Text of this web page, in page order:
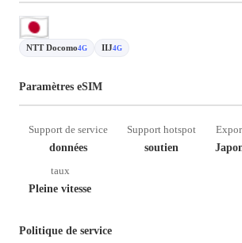
NTT Docomo4G IIJ4G
Paramètres eSIM
Support de service
données
Support hotspot
soutien
taux
Pleine vitesse
Politique de service